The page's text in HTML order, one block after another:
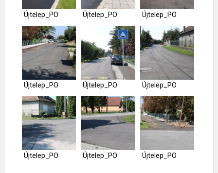
Újtelep_PO Újtelep_PO Újtelep_PO
Újtelep_PO Újtelep_PO Újtelep_PO
Újtelep_PO Újtelep_PO Újtelep_PO